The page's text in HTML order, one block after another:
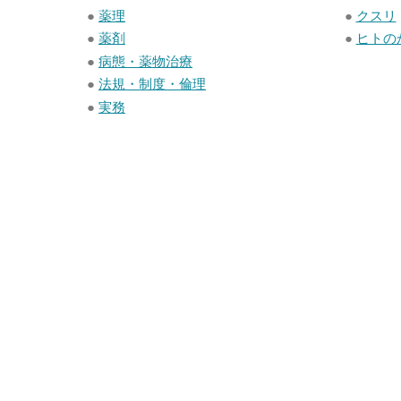
● 薬理
● 薬剤
● 病態・薬物治療
● 法規・制度・倫理
● 実務
● クスリ
● ヒトの